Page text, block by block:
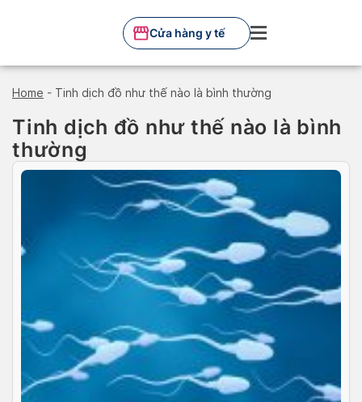
Cửa hàng y tế
Home - Tinh dịch đồ như thế nào là bình thường
Tinh dịch đồ như thế nào là bình
thường